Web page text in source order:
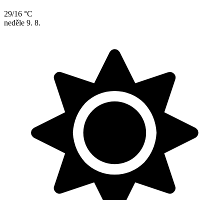
29/16 °C
neděle 9. 8.